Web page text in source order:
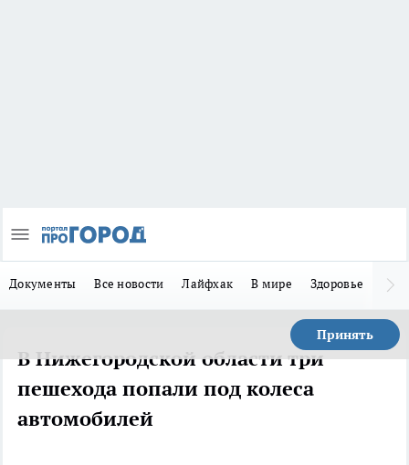
Документы Все новости Лайфхак В мире Здоровье
Принять
В Нижегородской области три
пешехода попали под колеса
автомобилей